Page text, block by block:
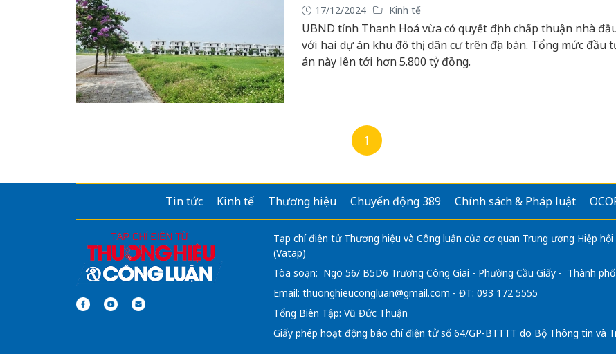
17/12/2024 Kinh tế
UBND tỉnh Thanh Hoá vừa có quyết định chấp thuận nhà
với hai dự án khu đô thị, dân cư trên địa bàn. Tổng mức đầu
án này lên tới hơn 5.800 tỷ đồng.
1
Tin tức Kinh tế Thương hiệu Chuyển động 389 Chính sách & Pháp luật
Tạp chí điện tử Thương hiệu và Công luận của cơ quan Trung ương Hiệp
(Vatap)
Tòa soạn: Ngõ 56/ B5D6 Trương Công Giai - Phường Cầu Giấy - Thành
Email: thuonghieucongluan@gmail.com - ĐT: 093 172 5555
Tổng Biên Tập: Vũ Đức Thuận
Giấy phép hoạt động báo chí điện tử số 64/GP-BTTTT do Bộ Thông tin và